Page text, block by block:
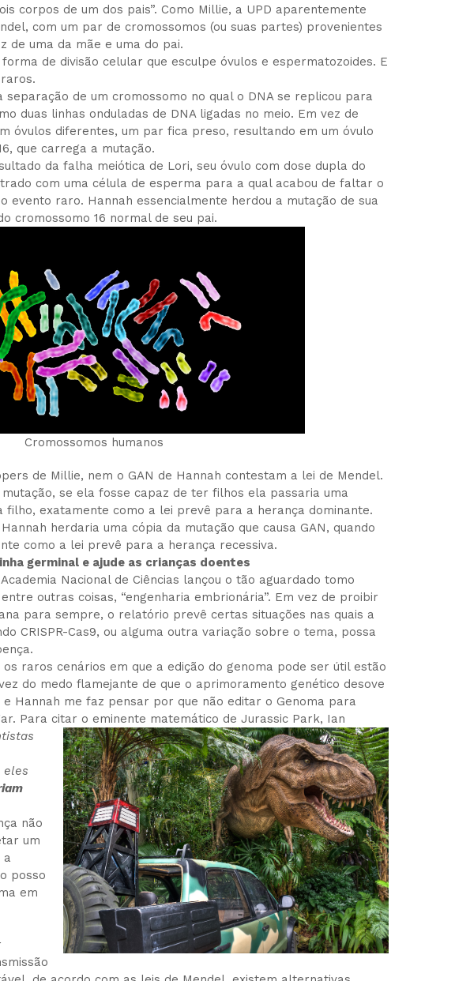
corpos de um dos pais”. Como Millie, a UPD aparentemente
com um par de cromossomos (ou suas partes) provenientes
de uma da mãe e uma do pai.
de divisão celular que esculpe óvulos e espermatozoides. E
de um cromossomo no qual o DNA se replicou para
duas linhas onduladas de DNA ligadas no meio. Em vez de
óvulos diferentes, um par fica preso, resultando em um óvulo
que carrega a mutação.
da falha meiótica de Lori, seu óvulo com dose dupla do
com uma célula de esperma para a qual acabou de faltar o
evento raro. Hannah essencialmente herdou a mutação de sua
cromossomo 16 normal de seu pai.
Cromossomos humanos
de Millie, nem o GAN de Hannah contestam a lei de Mendel.
se ela fosse capaz de ter filhos ela passaria uma
filho, exatamente como a lei prevê para a herança dominante.
herdaria uma cópia da mutação que causa GAN, quando
como a lei prevê para a herança recessiva.
germinal e ajude as crianças doentes
Nacional de Ciências lançou o tão aguardado tomo
outras coisas, “engenharia embrionária”. Em vez de proibir
para sempre, o relatório prevê certas situações nas quais a
CRISPR-Cas9, ou alguma outra variação sobre o tema, possa
raros cenários em que a edição do genoma pode ser útil estão
do medo flamejante de que o aprimoramento genético desove
Hannah me faz pensar por que não editar o Genoma para
Para citar o eminente matemático de Jurassic Park, Ian
eles
não
um
a
posso
em